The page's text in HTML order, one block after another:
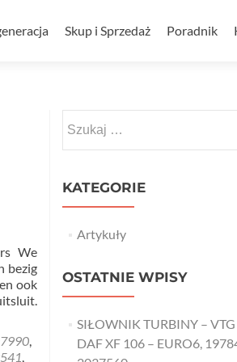
Skup i Sprzedaż Poradnik
We
bezig
ook
,
,
KATEGORIE
Artykuły
OSTATNIE WPISY
SIŁOWNIK TURBINY – VTG
DAF XF 106 – EURO6,